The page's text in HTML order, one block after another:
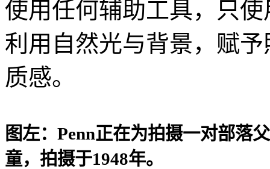
使用任何辅助工具，只
利用自然光与背景，赋
质感。
图左：Penn正在为拍摄一对部落
童，拍摄于1948年。